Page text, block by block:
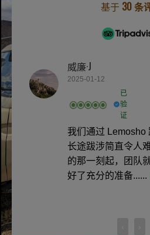
基于 30 条
威廉·J
2025-01-12
已
验
证
我们通过 Lemosho
长途跋涉简直令人
的那一刻起，团队
好了充分的准备......